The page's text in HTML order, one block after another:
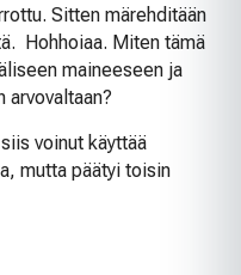
Sitten märehditään
Hohhoiaa. Miten tämä
maineeseen ja
voinut käyttää
mutta päätyi toisin